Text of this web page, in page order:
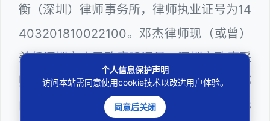
衡（深圳）律师事务所，律师执业证号为14
403201810022100。邓杰律师现（或曾）
兼任深圳市人民政府听证员、深圳市政府采
购评审专家（法律类），深圳市某区政府部
门公职律师、计算机信息网络安全员、WEB
个人信息保护声明
访问本站需同意使用cookie技术以改进用户体验。
同意后关闭